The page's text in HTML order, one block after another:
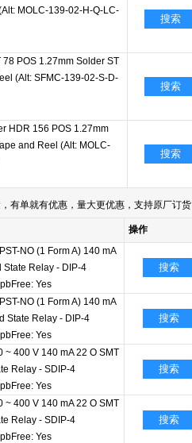
MOLC-139-02-H-Q-LC-
搜索
POS 1.27mm Solder ST
(Alt: SFMC-139-02-S-D-
搜索
HDR 156 POS 1.27mm
and Reel (Alt: MOLC-
搜索
有单就有优惠，量大更优惠，支持原厂订货
操作
NO (1 Form A) 140 mA
Relay - DIP-4
pbFree: Yes
搜索
NO (1 Form A) 140 mA
State Relay - DIP-4
pbFree: Yes
搜索
~ 400 V 140 mA 22 O SMT
Relay - SDIP-4
pbFree: Yes
搜索
~ 400 V 140 mA 22 O SMT
Relay - SDIP-4
pbFree: Yes
搜索